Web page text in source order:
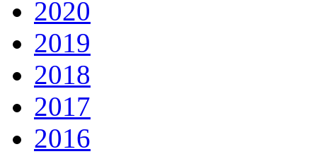
2020
2019
2018
2017
2016